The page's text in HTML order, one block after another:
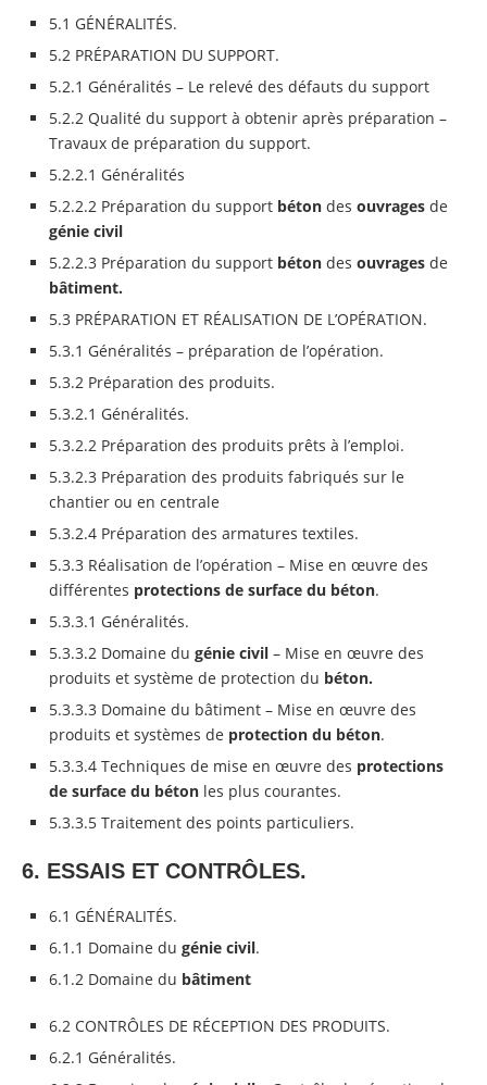
5.1 GÉNÉRALITÉS.
5.2 PRÉPARATION DU SUPPORT.
5.2.1 Généralités – Le relevé des défauts du support
5.2.2 Qualité du support à obtenir après préparation –
Travaux de préparation du support.
5.2.2.1 Généralités
5.2.2.2 Préparation du support béton des ouvrages de
génie civil
5.2.2.3 Préparation du support béton des ouvrages de
bâtiment.
5.3 PRÉPARATION ET RÉALISATION DE L’OPÉRATION.
5.3.1 Généralités – préparation de l’opération.
5.3.2 Préparation des produits.
5.3.2.1 Généralités.
5.3.2.2 Préparation des produits prêts à l’emploi.
5.3.2.3 Préparation des produits fabriqués sur le
chantier ou en centrale
5.3.2.4 Préparation des armatures textiles.
5.3.3 Réalisation de l’opération – Mise en œuvre des
différentes protections de surface du béton.
5.3.3.1 Généralités.
5.3.3.2 Domaine du génie civil – Mise en œuvre des
produits et système de protection du béton.
5.3.3.3 Domaine du bâtiment – Mise en œuvre des
produits et systèmes de protection du béton.
5.3.3.4 Techniques de mise en œuvre des protections
de surface du béton les plus courantes.
5.3.3.5 Traitement des points particuliers.
6. ESSAIS ET CONTRÔLES.
6.1 GÉNÉRALITÉS.
6.1.1 Domaine du génie civil.
6.1.2 Domaine du bâtiment
6.2 CONTRÔLES DE RÉCEPTION DES PRODUITS.
6.2.1 Généralités.